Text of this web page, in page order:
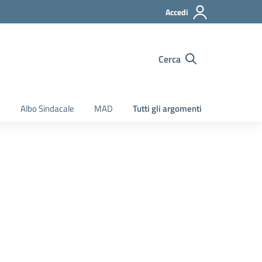
Accedi
Cerca
Albo Sindacale MAD Tutti gli argomenti